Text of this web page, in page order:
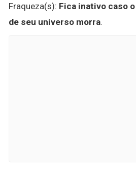
Fraqueza(s): Fica inativo caso
de seu universo morra.